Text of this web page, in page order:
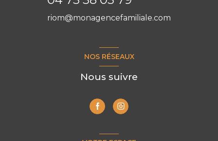
riom@monagencefamiliale.com
NOS RÉSEAUX
Nous suivre